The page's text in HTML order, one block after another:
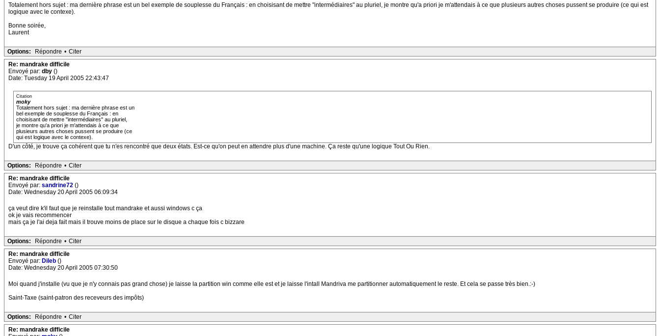
Totalement hors sujet : ma dernière phrase est un bel exemple de souplesse du Français : en choisisant de mettre "intermédiaires" au pluriel, je montre qu'a priori je m'attendais à ce que plusieurs autres choses pussent se produire (ce qui est
logique avec le contexe).
Bonne soirée,
Laurent
Options: Répondre • Citer
Re: mandrake difficile
Envoyé par: dby ()
Date: Tuesday 19 April 2005 22:43:47
Citation
moky
Totalement hors sujet : ma dernière phrase est un
bel exemple de souplesse du Français : en
choisisant de mettre "intermédiaires" au pluriel,
je montre qu'a priori je m'attendais à ce que
plusieurs autres choses pussent se produire (ce
qui est logique avec le contexe).
D'un côté, je trouve ça cohérent que tu n'es rencontré que deux états. Est-ce qu'on peut en attendre plus d'une machine. Ça reste qu'une logique Tout Ou Rien.
Options: Répondre • Citer
Re: mandrake difficile
Envoyé par: sandrine72 ()
Date: Wednesday 20 April 2005 06:09:34
ça veut dire k'il faut que je reinstalle tout mandrake et aussi windows c ça
ok je vais recommencer
mais ça je l'ai deja fait mais il trouve moins de place sur le disque a chaque fois c bizzare
Options: Répondre • Citer
Re: mandrake difficile
Envoyé par: Dileb ()
Date: Wednesday 20 April 2005 07:30:50
Moi quand j'installe (vu que je n'y connais pas grand chose) je laisse la partition win comme elle est et je laisse l'intall Mandriva me partitionner automatiquement le reste. Et cela se passe très bien.:-)
Saint-Taxe (saint-patron des receveurs des impôts)
Options: Répondre • Citer
Re: mandrake difficile